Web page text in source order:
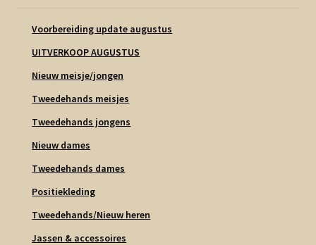
Voorbereiding update augustus
UITVERKOOP AUGUSTUS
Nieuw meisje/jongen
Tweedehands meisjes
Tweedehands jongens
Nieuw dames
Tweedehands dames
Positiekleding
Tweedehands/Nieuw heren
Jassen & accessoires